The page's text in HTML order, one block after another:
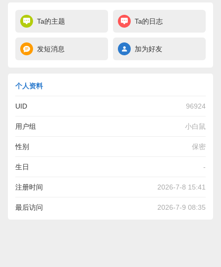
Ta的主题 Ta的日志
发短消息 加为好友
个人资料
UID 96924
用户组 小白鼠
性别 保密
生日 -
注册时间 2026-7-8 15:41
最后访问 2026-7-9 08:35